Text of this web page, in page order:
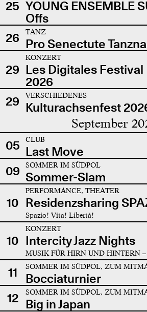
25 YOUNG ENSEMBLE
Offs
26
TANZ
Pro Senectute
29
KONZERT
Les Digitales Festival
2026
29 VERSCHIEDENES
Kulturachsenfest
September
05 CLUB
Last Move
09
SOMMER IM SÜDPOL
Sommer-Slam
10
PERFORMANCE, THEATER
Residenzsharing
Spazio! Vita! Libertà!
10
KONZERT
Intercity Jazz Nights
MUSIK FÜR HIRN UND HINTERN –
11 SOMMER IM SÜDPOL, ZUM
Bocciaturnier
12
SOMMER IM SÜDPOL, ZUM
Big in Japan